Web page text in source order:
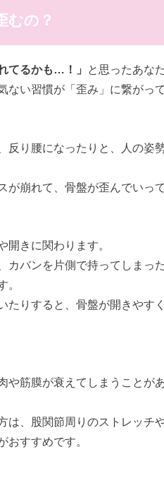
むの？
てるかも…！」
と思ったあな
い習慣が「歪み」に繋がっ
反り腰になったりと、人の姿
崩れて、骨盤が歪んでいっ
開きに関わります。
カバンを片側で持ってしまっ
。
たりすると、骨盤が開きやす
や筋膜が衰えてしまうことが
は、股関節周りのストレッチ
おすすめです。